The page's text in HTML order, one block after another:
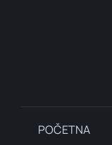
POČETNA